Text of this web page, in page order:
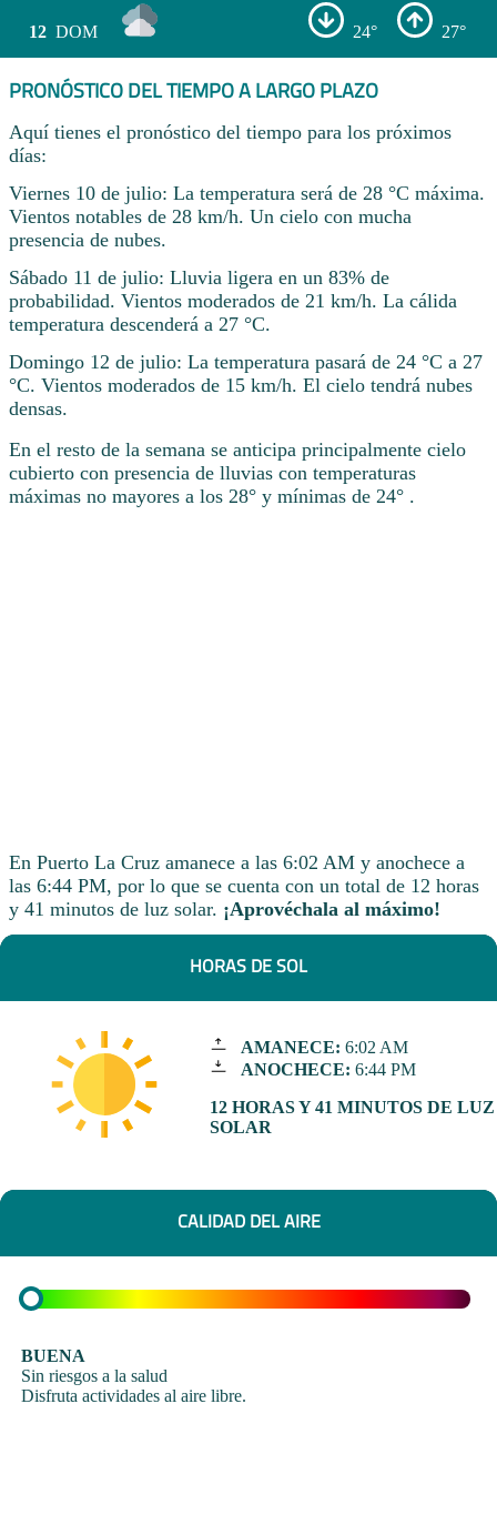
12 DOM 24° 27°
PRONÓSTICO DEL TIEMPO A LARGO PLAZO
Aquí tienes el pronóstico del tiempo para los próximos
días:
Viernes 10 de julio: La temperatura será de 28 °C máxima.
Vientos notables de 28 km/h. Un cielo con mucha
presencia de nubes.
Sábado 11 de julio: Lluvia ligera en un 83% de
probabilidad. Vientos moderados de 21 km/h. La cálida
temperatura descenderá a 27 °C.
Domingo 12 de julio: La temperatura pasará de 24 °C a 27
°C. Vientos moderados de 15 km/h. El cielo tendrá nubes
densas.
En el resto de la semana se anticipa principalmente cielo
cubierto con presencia de lluvias con temperaturas
máximas no mayores a los 28° y mínimas de 24° .
En Puerto La Cruz amanece a las 6:02 AM y anochece a
las 6:44 PM, por lo que se cuenta con un total de 12 horas
y 41 minutos de luz solar. ¡Aprovéchala al máximo!
HORAS DE SOL
AMANECE: 6:02 AM
ANOCHECE: 6:44 PM
12 HORAS Y 41 MINUTOS DE LUZ
SOLAR
CALIDAD DEL AIRE
BUENA
Sin riesgos a la salud
Disfruta actividades al aire libre.